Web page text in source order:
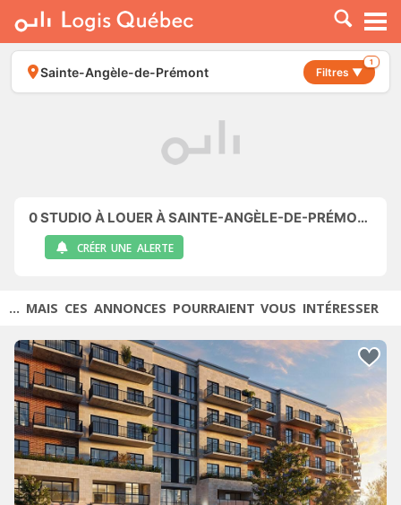
À LOUER
À VENDRE
PLACER UNE ANNONCE
Sainte-Angèle-de-Prémont Filtres ▼
1
0STUDIO À LOUER À SAINTE-ANGÈLE-DE-PRÉMONT
CRÉER UNE ALERTE
... MAIS CES ANNONCES POURRAIENT VOUS INTÉRESSER